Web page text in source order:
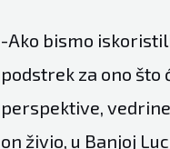
-Ako bismo
podstrek za ono što
perspektive,
on živio, u Banjoj